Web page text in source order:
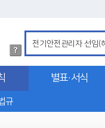
법
령
검
법
별표·서식
규